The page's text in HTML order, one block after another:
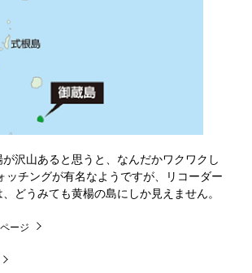
沢山あると思うと、なんだかワクワクし
ッチングが有名なようですが、リコーダー
どうみても黄楊の島にしか見えません。
ージ